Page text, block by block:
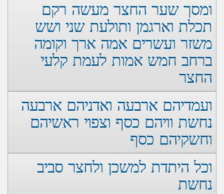
ומסך שער החצר מעשה רקם
תכלת וארגמן ותולעת שני ושש
משזר ועשרים אמה ארך וקומה
ברחב חמש אמות לעמת קלעי
החצר
ועמדיהם ארבעה ואדניהם ארבעה
נחשת וויהם כסף וצפוי ראשיהם
וחשקיהם כסף
וכל היתדת למשכן ולחצר סביב
נחשת